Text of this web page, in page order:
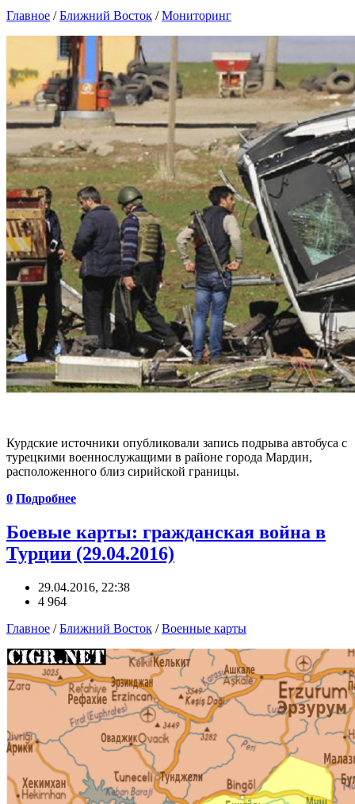
Главное /Ближний Восток /Мониторинг
Курдские источники опубликовали запись подрыва автобуса с
турецкими военнослужащими в районе города Мардин,
расположенного близ сирийской границы.
0 Подробнее
Боевые карты: гражданская война в
Турции (29.04.2016)
29.04.2016, 22:38
4 964
Главное /Ближний Восток /Военные карты